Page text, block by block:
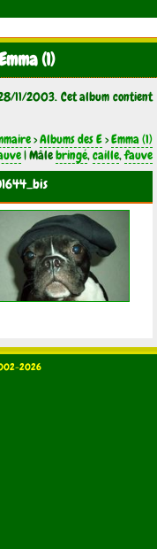
(1)
11/2003. Cet album contient
>Albums des E>Emma (1)
| Mâlebringé,caille,fauve
2026